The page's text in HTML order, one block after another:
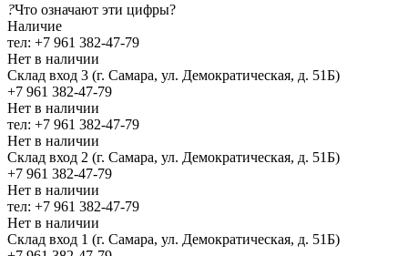
?Что означают эти цифры?
Наличие
тел: +7 961 382-47-79
Нет в наличии
Склад вход 3 (г. Самара, ул. Демократическая, д. 51Б)
+7 961 382-47-79
Нет в наличии
тел: +7 961 382-47-79
Нет в наличии
Склад вход 2 (г. Самара, ул. Демократическая, д. 51Б)
+7 961 382-47-79
Нет в наличии
тел: +7 961 382-47-79
Нет в наличии
Склад вход 1 (г. Самара, ул. Демократическая, д. 51Б)